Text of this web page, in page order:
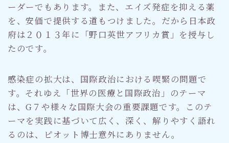
ーダーでもあります。また、エイズ発症を抑える薬
を、安価で提供する道もつけました。だから日本政
府は２０１３年に「野口英世アフリカ賞」を授与し
たのです。
感染症の拡大は、国際政治における喫緊の問題で
す。それゆえ「世界の医療と国際政治」のテーマ
は、G７や様々な国際大会の重要課題です。このテ
ーマを実践に基づいて広く、深く、解りやすく語れ
るのは、ピオット博士意外にありません。